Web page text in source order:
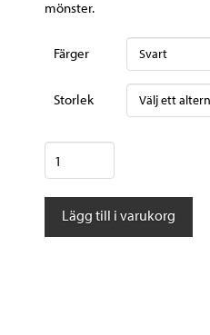
mönster.
Färger
Storlek
Pearl
Izumi
Pursuit
Thermal
Lägg till i varukorg